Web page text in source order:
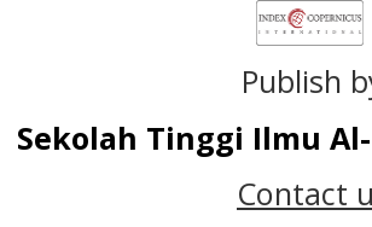
Publish
Sekolah Tinggi Ilmu
Contact